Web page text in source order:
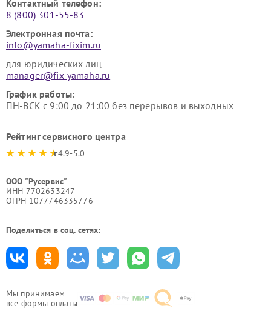
Мы принимаем
все формы оплаты
Контактный телефон:
8 (800) 301-55-83
Электронная почта:
info@yamaha-fixim.ru
для юридических лиц
manager@fix-yamaha.ru
График работы:
ПН-ВСК с 9:00 до 21:00 без перерывов и выходных
Рейтинг сервисного центра
4.9-5.0
ООО "Русервис"
ИНН 7702633247
ОГРН 1077746335776
Поделиться в соц. сетях: